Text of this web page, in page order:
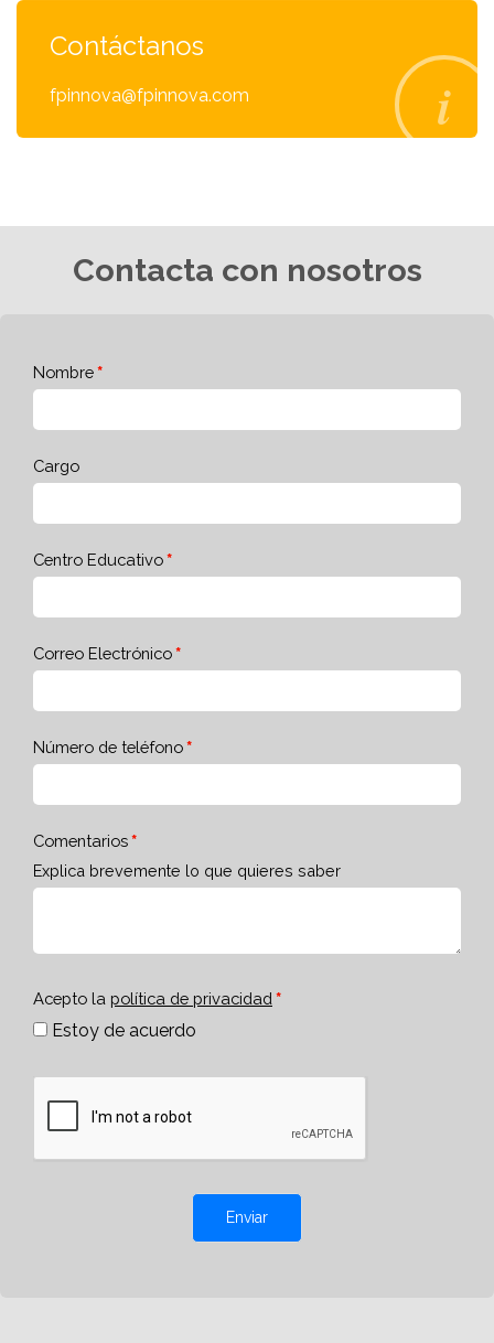
Contáctanos
fpinnova@fpinnova.com
Contacta con nosotros
Nombre
Cargo
Centro Educativo
Correo Electrónico
Número de teléfono
Comentarios
Explica brevemente lo que quieres saber
Acepto la política de privacidad
Estoy de acuerdo
Enviar